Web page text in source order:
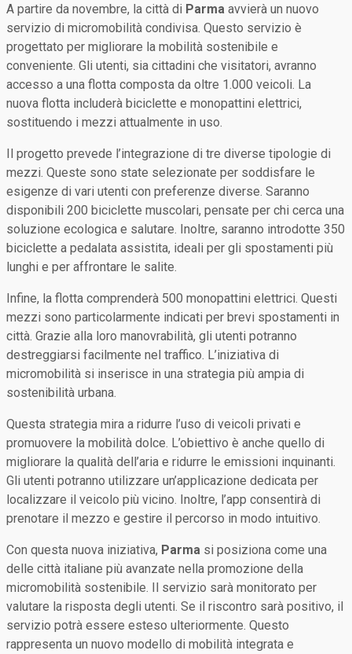
A partire da novembre, la città di Parma avvierà un nuovo
servizio di micromobilità condivisa. Questo servizio è
progettato per migliorare la mobilità sostenibile e
conveniente. Gli utenti, sia cittadini che visitatori, avranno
accesso a una flotta composta da oltre 1.000 veicoli. La
nuova flotta includerà biciclette e monopattini elettrici,
sostituendo i mezzi attualmente in uso.
Il progetto prevede l’integrazione di tre diverse tipologie di
mezzi. Queste sono state selezionate per soddisfare le
esigenze di vari utenti con preferenze diverse. Saranno
disponibili 200 biciclette muscolari, pensate per chi cerca una
soluzione ecologica e salutare. Inoltre, saranno introdotte 350
biciclette a pedalata assistita, ideali per gli spostamenti più
lunghi e per affrontare le salite.
Infine, la flotta comprenderà 500 monopattini elettrici. Questi
mezzi sono particolarmente indicati per brevi spostamenti in
città. Grazie alla loro manovrabilità, gli utenti potranno
destreggiarsi facilmente nel traffico. L’iniziativa di
micromobilità si inserisce in una strategia più ampia di
sostenibilità urbana.
Questa strategia mira a ridurre l’uso di veicoli privati e
promuovere la mobilità dolce. L’obiettivo è anche quello di
migliorare la qualità dell’aria e ridurre le emissioni inquinanti.
Gli utenti potranno utilizzare un’applicazione dedicata per
localizzare il veicolo più vicino. Inoltre, l’app consentirà di
prenotare il mezzo e gestire il percorso in modo intuitivo.
Con questa nuova iniziativa, Parma si posiziona come una
delle città italiane più avanzate nella promozione della
micromobilità sostenibile. Il servizio sarà monitorato per
valutare la risposta degli utenti. Se il riscontro sarà positivo, il
servizio potrà essere esteso ulteriormente. Questo
rappresenta un nuovo modello di mobilità integrata e